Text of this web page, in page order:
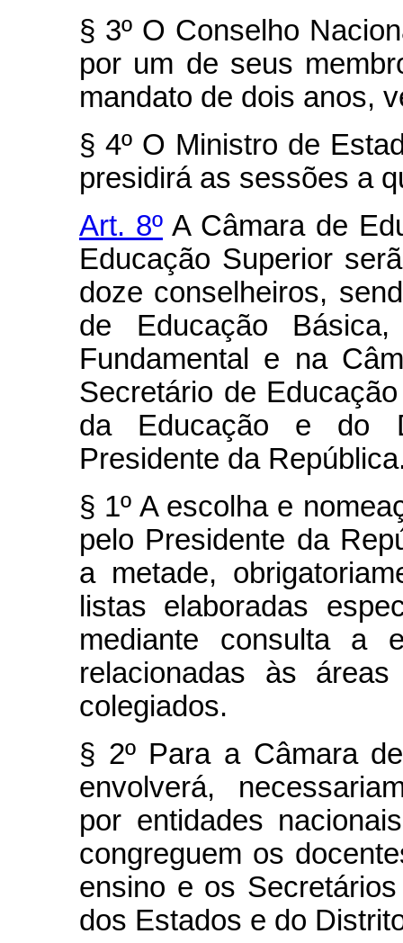
§ 3º O Conselho
por um de seus
mandato de dois anos,
§ 4º O Ministro de
presidirá as sessões a
Art. 8º A Câmara de
Educação Superior
doze conselheiros,
de Educação
Fundamental e na
Secretário de
da Educação e do
Presidente da
§ 1º A escolha e
pelo Presidente da
a metade,
listas elaboradas
mediante consulta a
relacionadas às
colegiados.
§ 2º Para a Câmara
envolverá,
por entidades
congreguem os
ensino e os
dos Estados e do